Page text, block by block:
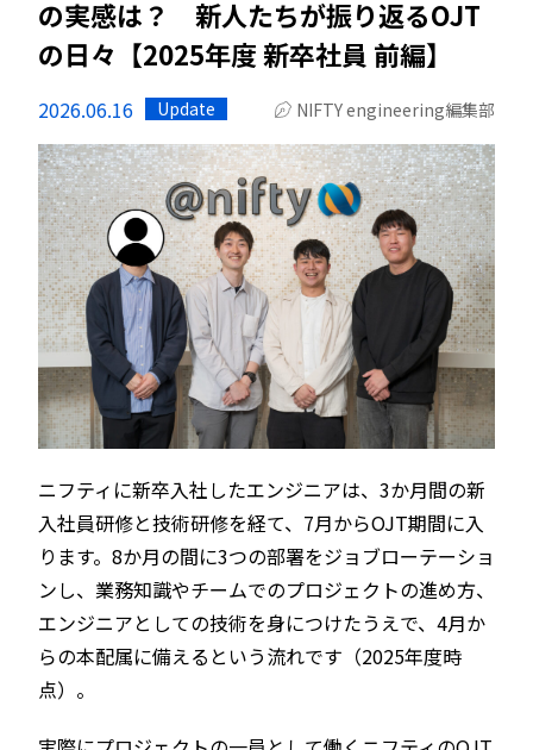
の実感は？ 新人たちが振り返るOJT
の日々【2025年度 新卒社員 前編】
2026.06.16 Update NIFTY engineering編集部
ニフティに新卒入社したエンジニアは、3か月間の新
入社員研修と技術研修を経て、7月からOJT期間に入
ります。8か月の間に3つの部署をジョブローテーショ
ンし、業務知識やチームでのプロジェクトの進め方、
エンジニアとしての技術を身につけたうえで、4月か
らの本配属に備えるという流れです（2025年度時
点）。